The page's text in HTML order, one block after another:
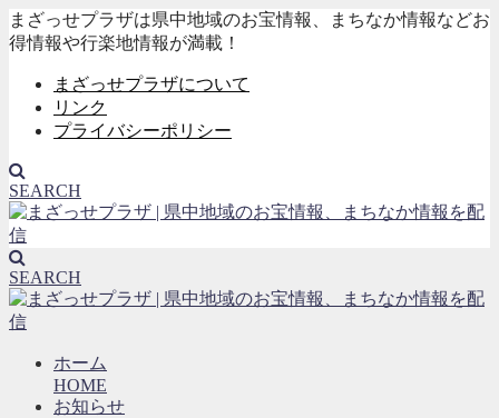
まざっせプラザは県中地域のお宝情報、まちなか情報などお
得情報や行楽地情報が満載！
まざっせプラザについて
リンク
プライバシーポリシー
SEARCH
SEARCH
ホーム
HOME
お知らせ